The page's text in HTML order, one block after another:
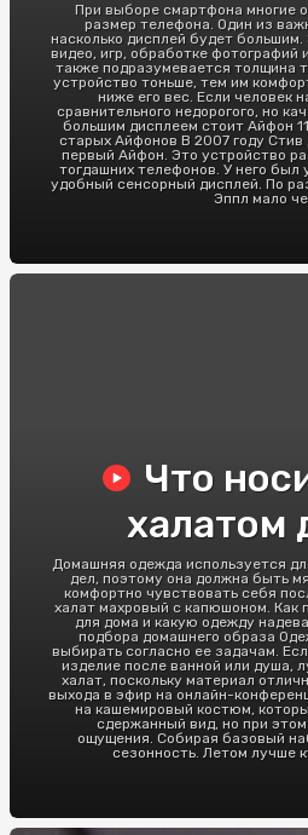
При выборе смартфона многие
размер телефона. Один из
насколько дисплей будет
видео, игр, обработке фотографий
также подразумевается толщина
устройство тоньше, тем им
ниже его вес. Если человек
сравнительного недорогого, но
большим дисплеем стоит Айфон
старых Айфонов В 2007 году
первый Айфон. Это устройство
тогдашних телефонов. У него был
удобный сенсорный дисплей. По
Эппл мало
Что
халатом
Домашняя одежда используется
дел, поэтому она должна быть
комфортно чувствовать себя
халат махровый с капюшоном. Как
для дома и какую одежду
подбора домашнего образа
выбирать согласно ее задачам.
изделие после ванной или душа,
халат, поскольку материал
выхода в эфир на онлайн-
на кашемировый костюм,
сдержанный вид, но при
ощущения. Собирая базовый
сезонность. Летом лучше